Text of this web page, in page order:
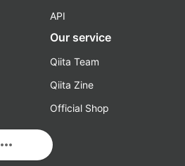
more_horiz
API
Our service
Qiita Team
Qiita Zine
Official Shop